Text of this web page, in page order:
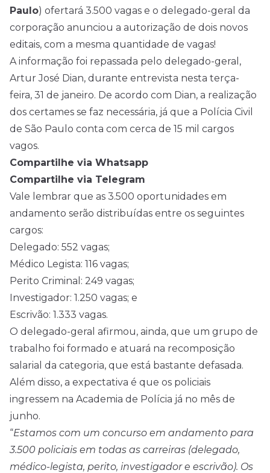
Paulo) ofertará 3.500 vagas e o delegado-geral da
corporação anunciou a autorização de dois novos
editais, com a mesma quantidade de vagas!
A informação foi repassada pelo delegado-geral,
Artur José Dian, durante entrevista nesta terça-
feira, 31 de janeiro. De acordo com Dian, a realização
dos certames se faz necessária, já que a Polícia Civil
de São Paulo conta com cerca de 15 mil cargos
vagos.
Compartilhe via Whatsapp
Compartilhe via Telegram
Vale lembrar que as 3.500 oportunidades em
andamento serão distribuídas entre os seguintes
cargos:
Delegado: 552 vagas;
Médico Legista: 116 vagas;
Perito Criminal: 249 vagas;
Investigador: 1.250 vagas; e
Escrivão: 1.333 vagas.
O delegado-geral afirmou, ainda, que um grupo de
trabalho foi formado e atuará na recomposição
salarial da categoria, que está bastante defasada.
Além disso, a expectativa é que os policiais
ingressem na Academia de Polícia já no mês de
junho.
“Estamos com um concurso em andamento para
3.500 policiais em todas as carreiras (delegado,
médico-legista, perito, investigador e escrivão). Os